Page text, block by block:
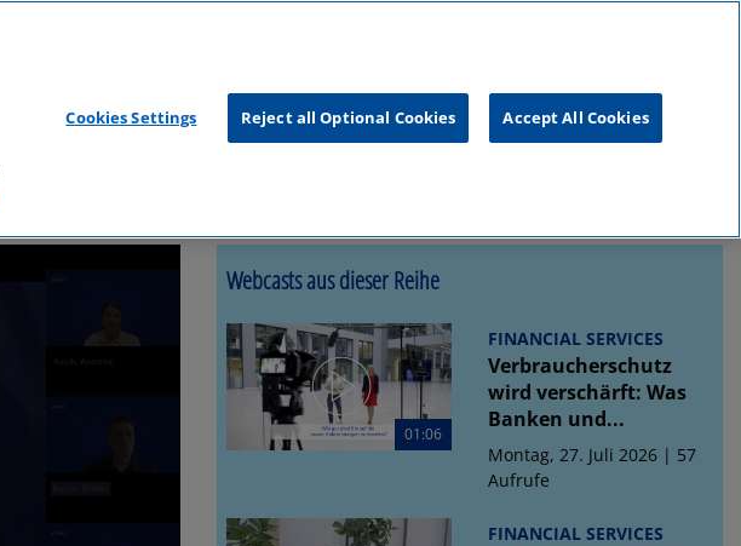
Webcasts aus dieser Reihe
01:06
FINANCIAL SERVICES
Verbraucherschutz
wird verschärft: Was
Banken und...
Montag, 27. Juli 2026 | 57
Aufrufe
FINANCIAL SERVICES
Cookies Settings Reject all Optional Cookies Accept All Cookies